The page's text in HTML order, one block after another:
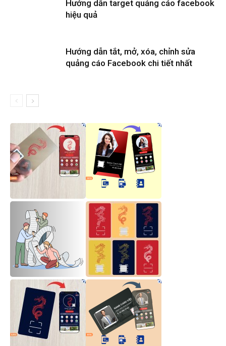
Hướng dẫn target quảng cáo facebook
hiệu quả
Hướng dẫn tắt, mở, xóa, chỉnh sửa
quảng cáo Facebook chi tiết nhất